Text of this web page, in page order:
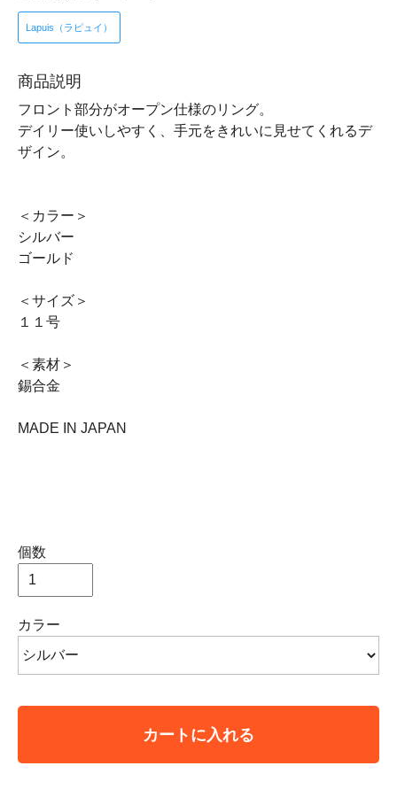
Lapuis（ラピュイ）
商品説明
フロント部分がオープン仕様のリング。
デイリー使いしやすく、手元をきれいに見せてくれるデ
ザイン。
＜カラー＞
シルバー
ゴールド
＜サイズ＞
１１号
＜素材＞
錫合金
MADE IN JAPAN
個数
カラー
カートに入れる